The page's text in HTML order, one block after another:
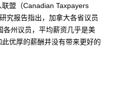
盟（Canadian Taxpayers
究报告指出，加拿大各省议员
各州议员，平均薪资几乎是美
优厚的薪酬并没有带来更好的